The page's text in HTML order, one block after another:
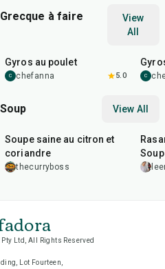
à faire
View
All
Gyros au poulet
C chefanna 5.0 C
View All
30
Soupe saine au citron et
coriandre
thecurryboss
Ltd, All Rights Reserved
Lot Fourteen,